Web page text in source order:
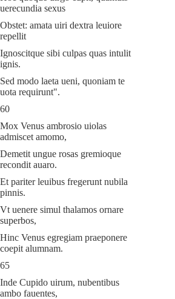
uerecundia sexus
Obstet: amata uiri dextra leuiore
repellit
Ignoscitque sibi culpas quas intulit
ignis.
Sed modo laeta ueni, quoniam te
uota requirunt".
60
Mox Venus ambrosio uiolas
admiscet amomo,
Demetit ungue rosas gremioque
recondit auaro.
Et pariter leuibus fregerunt nubila
pinnis.
Vt uenere simul thalamos ornare
superbos,
Hinc Venus egregiam praeponere
coepit alumnam.
65
Inde Cupido uirum, nubentibus
ambo fauentes,